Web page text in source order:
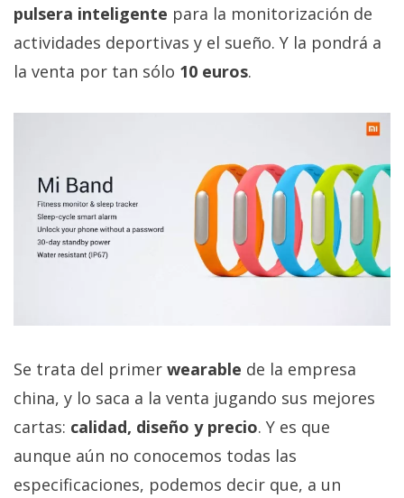
+
temas
Foros
Contacto
/
/
/
Cambiar
opciones
privacidad
/
pulsera inteligente para la monitorización de
actividades deportivas y el sueño. Y la pondrá a
la venta por tan sólo 10 euros.
Se trata del primer wearable de la empresa
china, y lo saca a la venta jugando sus mejores
cartas: calidad, diseño y precio. Y es que
aunque aún no conocemos todas las
especificaciones, podemos decir que, a un